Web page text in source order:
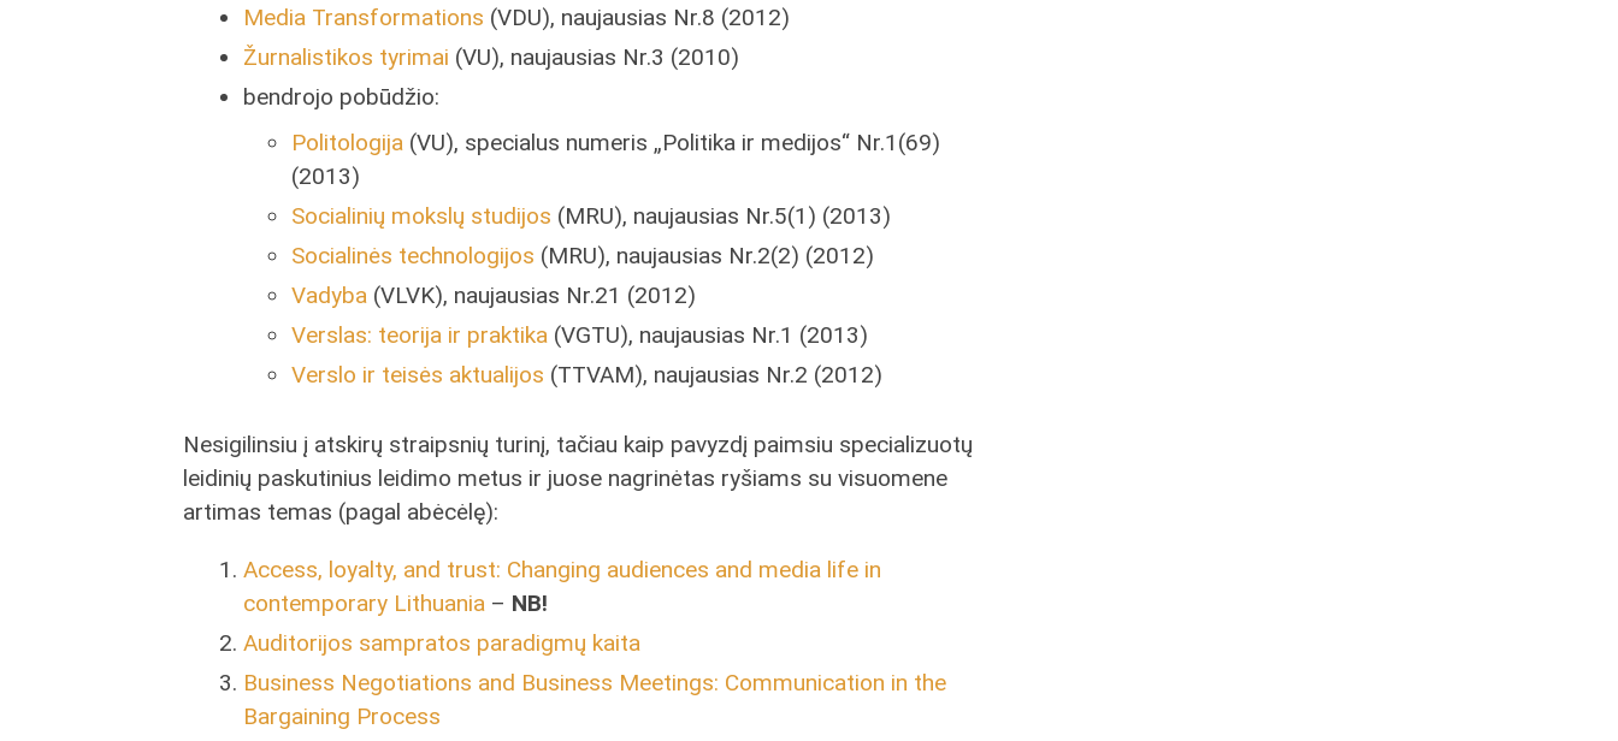
Media Transformations (VDU), naujausias Nr.8 (2012)
Žurnalistikos tyrimai (VU), naujausias Nr.3 (2010)
bendrojo pobūdžio:
Politologija (VU), specialus numeris „Politika ir medijos“ Nr.1(69)
(2013)
Socialinių mokslų studijos (MRU), naujausias Nr.5(1) (2013)
Socialinės technologijos (MRU), naujausias Nr.2(2) (2012)
Vadyba (VLVK), naujausias Nr.21 (2012)
Verslas: teorija ir praktika (VGTU), naujausias Nr.1 (2013)
Verslo ir teisės aktualijos (TTVAM), naujausias Nr.2 (2012)
Nesigilinsiu į atskirų straipsnių turinį, tačiau kaip pavyzdį paimsiu specializuotų
leidinių paskutinius leidimo metus ir juose nagrinėtas ryšiams su visuomene
artimas temas (pagal abėcėlę):
Access, loyalty, and trust: Changing audiences and media life in
contemporary Lithuania – NB!
Auditorijos sampratos paradigmų kaita
Business Negotiations and Business Meetings: Communication in the
Bargaining Process